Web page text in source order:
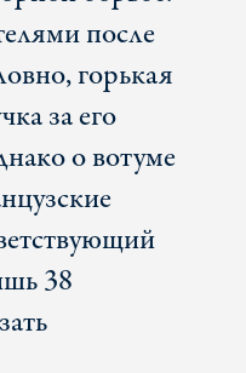
после
горькая
за его
о вотуме
38